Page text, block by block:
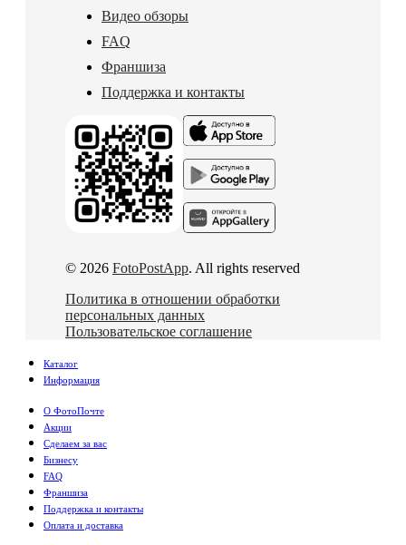
Видео обзоры
FAQ
Франшиза
Поддержка и контакты
© 2026 FotoPostApp. All rights reserved
Политика в отношении обработки
персональных данных
Пользовательское соглашение
Каталог
Информация
О ФотоПочте
Акции
Сделаем за вас
Бизнесу
FAQ
Франшиза
Поддержка и контакты
Оплата и доставка